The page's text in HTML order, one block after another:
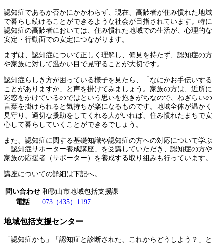
認知症であるか否かにかかわらず、現在、高齢者が住み慣れた地域
で暮らし続けることができるような社会が目指されています。特に
認知症の高齢者においては、住み慣れた地域での生活が、心理的な
安定・行動面での安定につながります。
まずは、認知症について正しく理解し、偏見を持たず、認知症の方
や家族に対して温かい目で見守ることが大切です。
認知症らしき方が困っている様子を見たら、「なにかお手伝いする
ことがありますか」と声を掛けてみましょう。家族の方は、近所に
迷惑をかけているのではという思いを抱きがちなので、ねぎらいの
言葉を掛けられると気持ちが楽になるものです。地域全体が温かく
見守り、適切な援助をしてくれる人がいれば、住み慣れたまちで安
心して暮らしていくことができるでしょう。
また、認知症に関する基礎知識や認知症の方への対応について学ぶ
「認知症サポーター養成講座」を受講していただき、認知症の方や
家族の応援者（サポーター）を養成する取り組みも行っています。
講座についての詳細は下記へ。
問い合わせ 和歌山市地域包括支援課
電話
073（435）1197
地域包括支援センター
「認知症かも」「認知症と診断された、これからどうしよう？」と